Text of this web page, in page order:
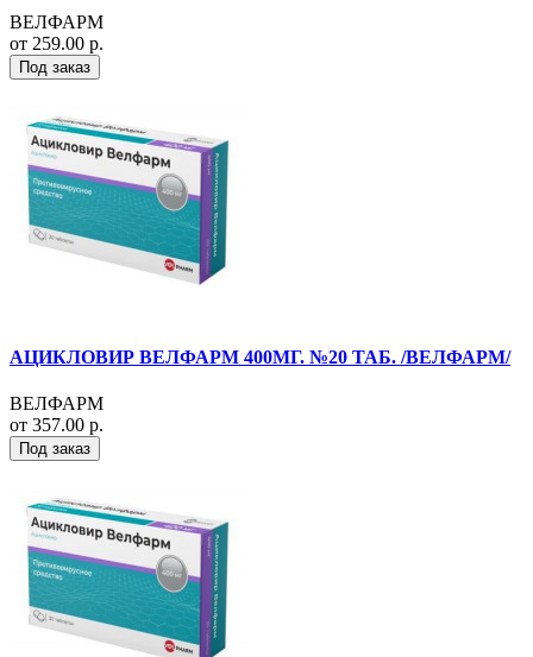
ВЕЛФАРМ
от 259.00 р.
Под заказ
АЦИКЛОВИР ВЕЛФАРМ 400МГ. №20 ТАБ. /ВЕЛФАРМ/
ВЕЛФАРМ
от 357.00 р.
Под заказ